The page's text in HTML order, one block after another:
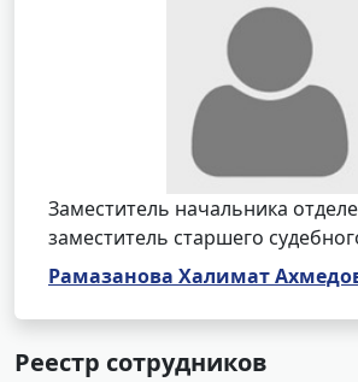
Заместитель начальника
заместитель старшего
Рамазанова Халимат
Реестр сотрудников